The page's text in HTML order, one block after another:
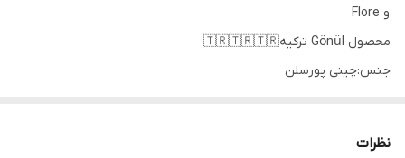
و Flore
محصول Gönül ترکیه🇹🇷🇹🇷🇹🇷
جنس:چینی پورسلن
نظرات